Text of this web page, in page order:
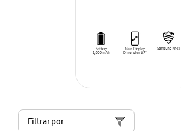
Filtrar por